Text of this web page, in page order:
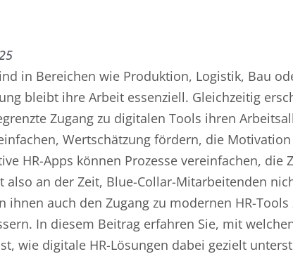
in Bereichen wie Produktion, Logistik, Bau
bleibt ihre Arbeit essenziell. Gleichzeitig
Zugang zu digitalen Tools ihren
Wertschätzung fördern, die
HR-Apps können Prozesse vereinfachen, die
also an der Zeit, Blue-Collar-Mitarbeitenden
ihnen auch den Zugang zu modernen HR-
In diesem Beitrag erfahren Sie, mit
wie digitale HR-Lösungen dabei gezielt